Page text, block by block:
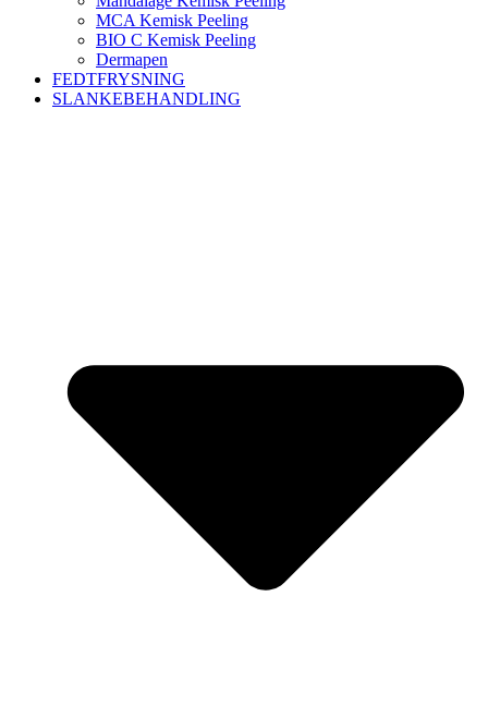
MCA Kemisk Peeling
BIO C Kemisk Peeling
Dermapen
FEDTFRYSNING
SLANKEBEHANDLING